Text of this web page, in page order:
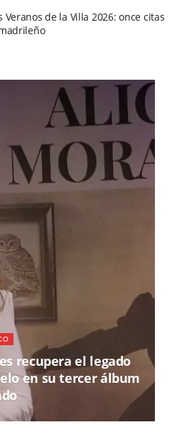
Veranos de la Villa 2026: once citas
recupera el legado
en su tercer álbum